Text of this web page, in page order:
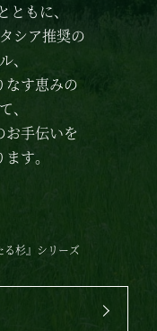
もに、
シア推奨の
、
なす恵みの
、
お手伝いを
す。
る杉』シリーズ